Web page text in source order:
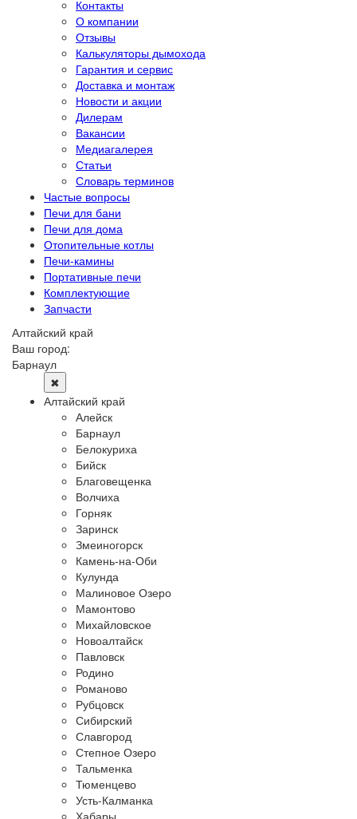
Контакты
О компании
Отзывы
Калькуляторы дымохода
Гарантия и сервис
Доставка и монтаж
Новости и акции
Дилерам
Вакансии
Медиагалерея
Статьи
Словарь терминов
Частые вопросы
Печи для бани
Печи для дома
Отопительные котлы
Печи-камины
Портативные печи
Комплектующие
Запчасти
Алтайский край
Ваш город:
Барнаул
✖
Алтайский край
Алейск
Барнаул
Белокуриха
Бийск
Благовещенка
Волчиха
Горняк
Заринск
Змеиногорск
Камень-на-Оби
Кулунда
Малиновое Озеро
Мамонтово
Михайловское
Новоалтайск
Павловск
Родино
Романово
Рубцовск
Сибирский
Славгород
Степное Озеро
Тальменка
Тюменцево
Усть-Калманка
Хабары